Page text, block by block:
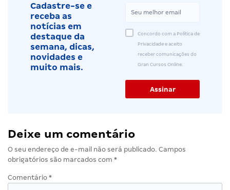
Cadastre-se e
receba as
notícias em
destaque da
semana, dicas,
novidades e
muito mais.
Concordo com a Política de
Privacidade e aceito
receber comunicações do
Gran Cursos Online.
Deixe um comentário
O seu endereço de e-mail não será publicado. Campos
obrigatórios são marcados com *
Comentário *